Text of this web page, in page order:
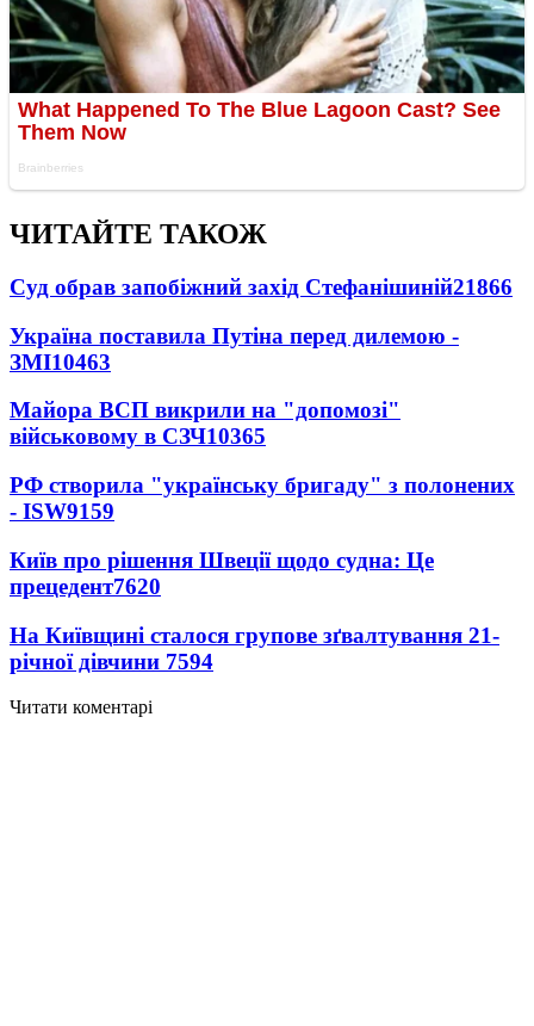
ЧИТАЙТЕ ТАКОЖ
Суд обрав запобіжний захід Стефанішиній21866
Україна поставила Путіна перед дилемою -
ЗМІ10463
Майора ВСП викрили на "допомозі"
військовому в СЗЧ10365
РФ створила "українську бригаду" з полонених
- ISW9159
Київ про рішення Швеції щодо судна: Це
прецедент7620
На Київщині сталося групове зґвалтування 21-
річної дівчини 7594
Читати коментарі